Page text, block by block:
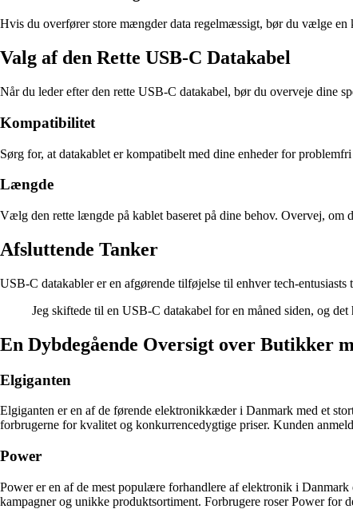
Hvis du overfører store mængder data regelmæssigt, bør du vælge
Valg af den Rette USB-C Datakabel
Når du leder efter den rette USB-C datakabel, bør du overveje dine
Kompatibilitet
Sørg for, at datakablet er kompatibelt med dine enheder for
Længde
Vælg den rette længde på kablet baseret på dine behov. Overvej,
Afsluttende Tanker
USB-C datakabler er en afgørende tilføjelse til enhver tech-
Jeg skiftede til en USB-C datakabel for en måned siden, og
En Dybdegående Oversigt over Butikker
Elgiganten
Elgiganten er en af de førende elektronikkæder i Danmark med et
forbrugerne for kvalitet og konkurrencedygtige priser. Kunden
Power
Power er en af de mest populære forhandlere af elektronik i
kampagner og unikke produktsortiment. Forbrugere roser Power for